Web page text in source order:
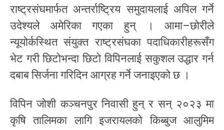
राष्ट्रसंघमार्फत अन्तर्राष्ट्रिय समुदायलाई अपिल गर्ने
उदेश्यले अमेरिका गएका हुन् । आमा–छोरीले
न्यूयोर्कस्थित संयुक्त राष्ट्रसंघका पदाधिकारीहरूसँग
भेट गरी छिटोभन्दा छिटो विपिनलाई सकुशल उद्धार गर्न
दबाब सिर्जना गरिदिन आग्रह गर्ने जनाइएको छ ।
विपिन जोशी कञ्चनपुर निवासी हुन् र सन् २०२३ मा
कृषि तालिमका लागि इजरायलको किब्बुज आलुमिम